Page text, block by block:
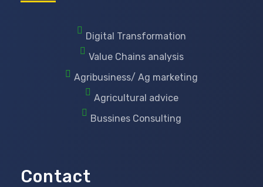
Digital Transformation
Value Chains analysis
Agribusiness/ Ag marketing
Agricultural advice
Bussines Consulting
Contact